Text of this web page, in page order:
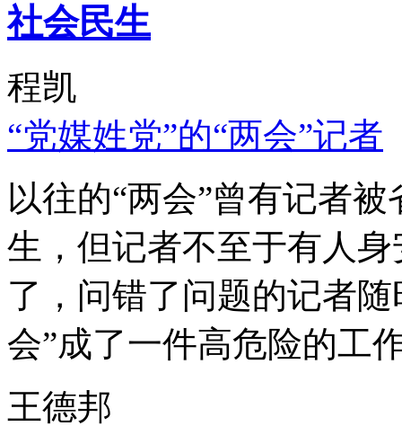
社会民生
程凯
“党媒姓党”的“两会”记者
以往的“两会”曾有记者
生，但记者不至于有人
了，问错了问题的记者
会”成了一件高危险的工
王德邦